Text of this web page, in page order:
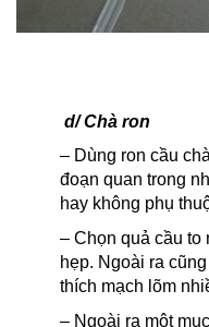
d/ Chà ron
– Dùng ron cầu
đoạn quan trong
hay không phụ
– Chọn quả cầu to
hẹp. Ngoài ra
thích mạch lõm
– Ngoài ra một